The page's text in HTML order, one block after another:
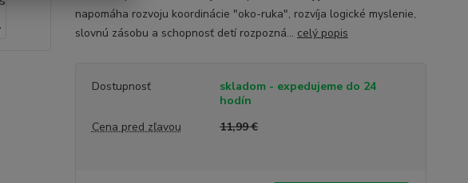
napomáha rozvoju koordinácie "oko-ruka", rozvíja logické myslenie,
slovnú zásobu a schopnosť detí rozpozná... celý popis
Dostupnosť
skladom - expedujeme do 24
hodín
Cena pred zľavou
11,99 €